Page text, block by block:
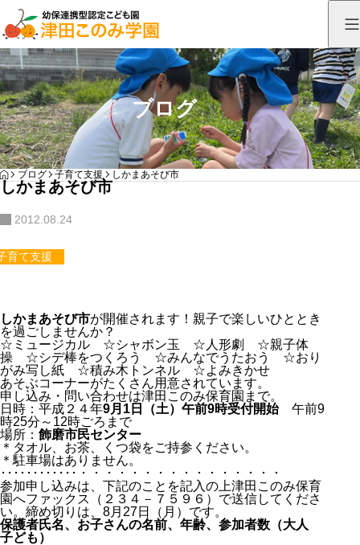
ブログ
HOME
ブログ 子育て支援 しかまあそび市
しかまあそび市
2012.08.24
育て支援
しかまあそび市が開催されます！親子で楽しいひととき
を過ごしませんか？
☆ミュージカル ☆シャボン玉 ☆人形劇 ☆親子体
操 ☆シデ棒をつくろう ☆みんなでうたおう ☆おり
がみ写し紙 ☆積み木トンネル ☆よみきかせ
あそぶコーナーがたくさん用意されています。
申し込み・問い合わせは津田このみ保育園まで。
日時：平成２４年9月1日（土）午前9時受付開始午前9
時25分～12時ごろまで
場所： 飾磨市民センター
＊タオル、お茶、くつ袋をご持参ください。
＊駐車場はありません。
････････････・・・・・・・・・・・・・・・・
参加申し込みは、下記のことを記入の上津田このみ保育
園へファックス（２３４－７５９６）で送信してくださ
い。締め切りは、8月27日（月）です。
保護者氏名、お子さんの名前、年齢、参加者数（大人
子ども）